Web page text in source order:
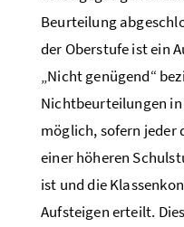
Beurteilung
der Oberstufe ist ein
„Nicht genügend“
Nichtbeurteilungen in
möglich, sofern jeder
einer höheren
ist und die
Aufsteigen erteilt.